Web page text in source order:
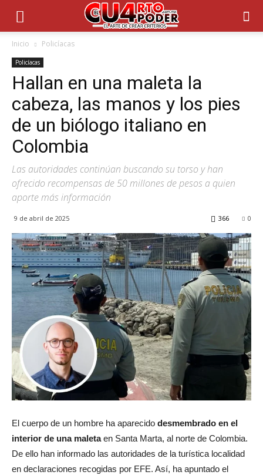
Inicio Policíacas
Policíacas
Hallan en una maleta la
cabeza, las manos y los pies
de un biólogo italiano en
Colombia
Las autoridades continúan buscando su torso y han
ofrecido recompensas de 50 millones de pesos a quien
aporte más información
9 de abril de 2025 0
366
El cuerpo de un hombre ha aparecido desmembrado en el
interior de una maletaen Santa Marta, al norte de Colombia.
De ello han informado las autoridades de la turística localidad
en declaraciones recogidas por EFE. Así, ha apuntado el